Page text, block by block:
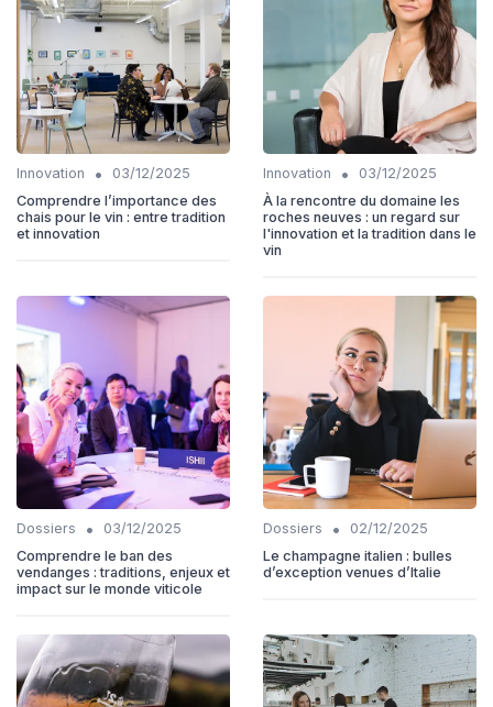
Innovation •
03/12/2025
Comprendre l’importance des
chais pour le vin : entre tradition
et innovation
Innovation •
03/12/2025
À la rencontre du domaine les
roches neuves : un regard sur
l'innovation et la tradition dans le
vin
Dossiers •
03/12/2025
Comprendre le ban des
vendanges : traditions, enjeux et
impact sur le monde viticole
Dossiers •
02/12/2025
Le champagne italien : bulles
d’exception venues d’Italie